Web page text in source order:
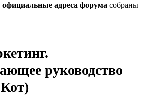
официальные адреса форума собраны
руководство